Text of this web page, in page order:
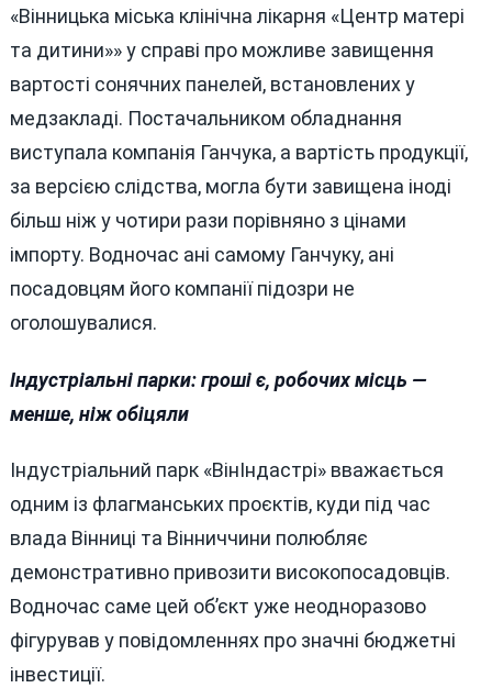
«Вінницька міська клінічна лікарня «Центр матері
та дитини»» у справі про можливе завищення
вартості сонячних панелей, встановлених у
медзакладі. Постачальником обладнання
виступала компанія Ганчука, а вартість продукції,
за версією слідства, могла бути завищена іноді
більш ніж у чотири рази порівняно з цінами
імпорту. Водночас ані самому Ганчуку, ані
посадовцям його компанії підозри не
оголошувалися.
Індустріальні парки: гроші є, робочих місць —
менше, ніж обіцяли
Індустріальний парк «ВінІндастрі» вважається
одним із флагманських проєктів, куди під час
влада Вінниці та Вінниччини полюбляє
демонстративно привозити високопосадовців.
Водночас саме цей об’єкт уже неодноразово
фігурував у повідомленнях про значні бюджетні
інвестиції.